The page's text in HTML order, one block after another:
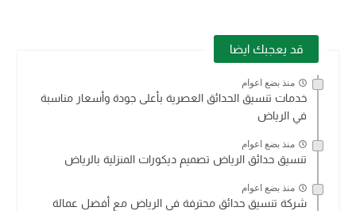
قد يعجبك ايضا
منذ بضع اعوام
خدمات تنسيق الحدائق العصرية بأعلى جودة وأسعار مناسبة
في الرياض
منذ بضع اعوام
تنسيق حدائق الرياض تصميم ديكورات المنزلية بالرياض
منذ بضع اعوام
شركة تنسيق حدائق محترفة في الرياض مع أفضل عمالة